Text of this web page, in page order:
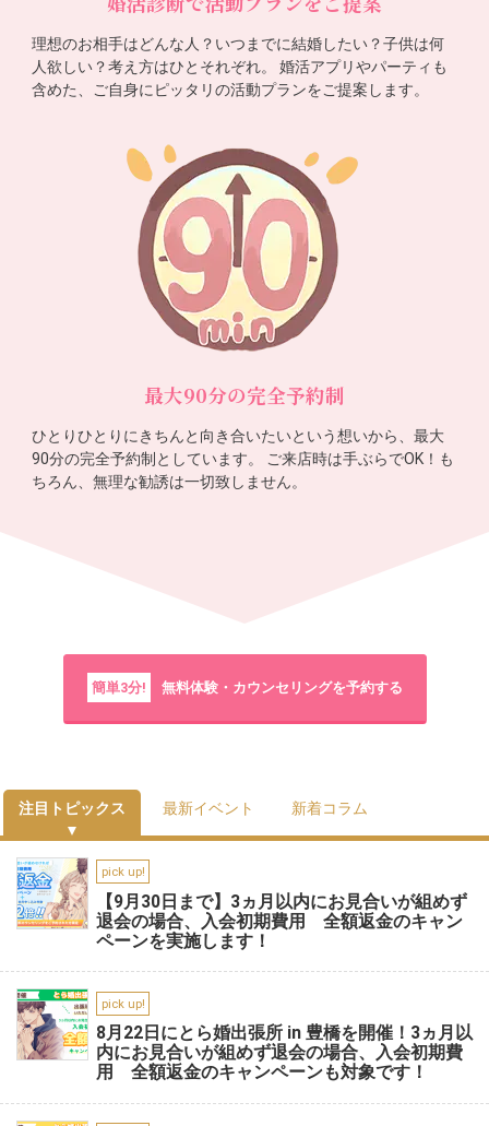
理想のお相手はどんな人？いつまでに結婚したい？子供は何
人欲しい？考え方はひとそれぞれ。 婚活アプリやパーティも
含めた、ご自身にピッタリの活動プランをご提案します。
最大90分の完全予約制
ひとりひとりにきちんと向き合いたいという想いから、最大
90分の完全予約制としています。 ご来店時は手ぶらでOK！も
ちろん、無理な勧誘は一切致しません。
簡単3分! 無料体験・カウンセリングを予約する
注目トピックス 最新イベント 新着コラム
pick up!
【9月30日まで】3ヵ月以内にお見合いが組めず
退会の場合、入会初期費用 全額返金のキャン
ペーンを実施します！
pick up!
8月22日にとら婚出張所 in 豊橋を開催！3ヵ月以
内にお見合いが組めず退会の場合、入会初期費
用 全額返金のキャンペーンも対象です！